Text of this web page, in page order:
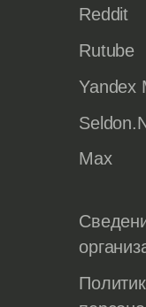
Reddit
Rutube
Yandex
Max